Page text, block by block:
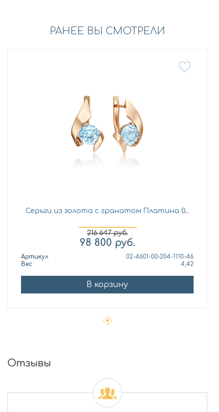
РАНЕЕ ВЫ СМОТРЕЛИ
Серьги из золота с гранатом Платина 0...
216 647руб.
98 800 руб.
Артикул
02-4601-00-204-1110-46
Вес
4,42
В корзину
Отзывы